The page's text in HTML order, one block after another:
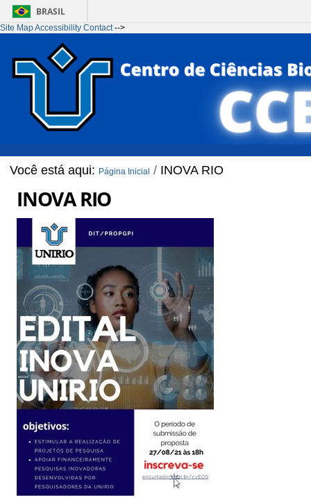
BRASIL
Ir para o conteúdo
Site MapAccessibility Contact-->
Você está aqui: Página Inicial / INOVA RIO
INOVA RIO